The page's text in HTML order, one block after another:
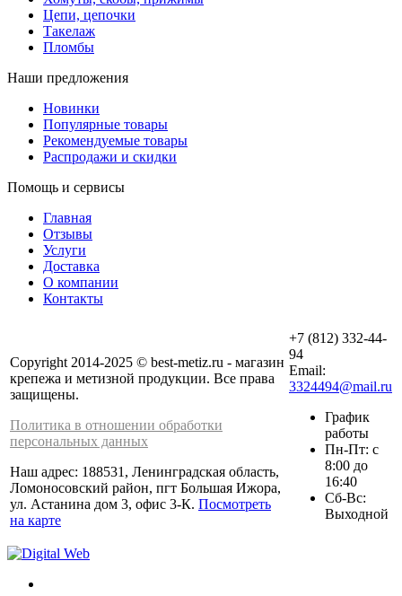
Цепи, цепочки
Такелаж
Пломбы
Наши предложения
Новинки
Популярные товары
Рекомендуемые товары
Распродажи и скидки
Помощь и сервисы
Главная
Отзывы
Услуги
Доставка
О компании
Контакты
Copyright 2014-2025 © best-metiz.ru - магазин
крепежа и метизной продукции. Все права
защищены.
Политика в отношении обработки
персональных данных
Наш адрес: 188531, Ленинградская область,
Ломоносовский район, пгт Большая Ижора,
ул. Астанина дом 3, офис 3-К. Посмотреть
на карте
+7 (812) 332-44-
94
Email:
3324494@mail.ru
График
работы
Пн-Пт: с
8:00 до
16:40
Сб-Вс:
Выходной